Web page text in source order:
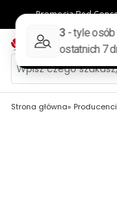
Strona główna Producenci